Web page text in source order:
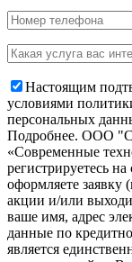
Настоящим
условиями
персональных
Подробнее. OOO
«Современные
регистрируетесь на
оформляете заявку
акции и/или
ваше имя, адрес
данные по
является